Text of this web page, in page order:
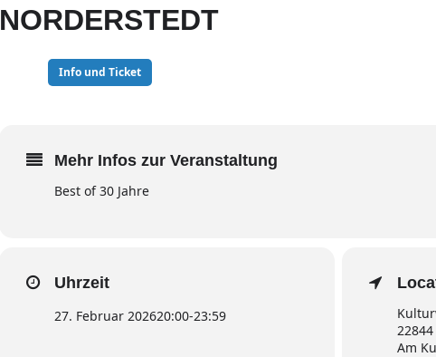
NORDERSTEDT
Info und Ticket
Mehr Infos zur Veranstaltung
Best of 30 Jahre
Uhrzeit
27. Februar 202620:00-23:59
Am